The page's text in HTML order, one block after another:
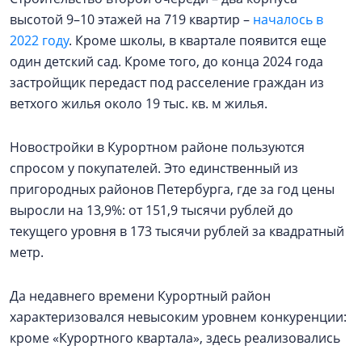
высотой 9–10 этажей на 719 квартир – началось в
2022 году. Кроме школы, в квартале появится еще
один детский сад. Кроме того, до конца 2024 года
застройщик передаст под расселение граждан из
ветхого жилья около 19 тыс. кв. м жилья.
Новостройки в Курортном районе пользуются
спросом у покупателей. Это единственный из
пригородных районов Петербурга, где за год цены
выросли на 13,9%: от 151,9 тысячи рублей до
текущего уровня в 173 тысячи рублей за квадратный
метр.
Да недавнего времени Курортный район
характеризовался невысоким уровнем конкуренции:
кроме «Курортного квартала», здесь реализовались